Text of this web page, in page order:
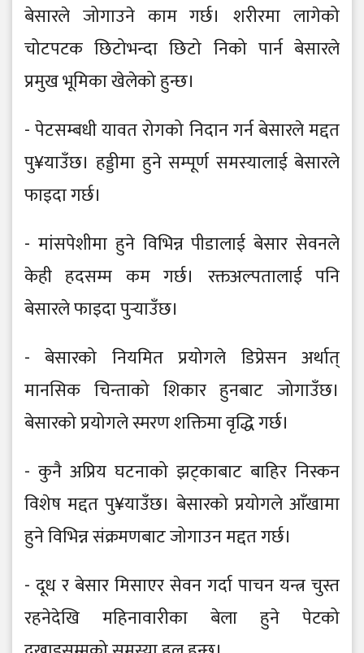
बेसारले जोगाउने काम गर्छ। शरीरमा लागेको
चोटपटक छिटोभन्दा छिटो निको पार्न बेसारले
प्रमुख भूमिका खेलेको हुन्छ।
- पेटसम्बधी यावत रोगको निदान गर्न बेसारले मद्दत
पु¥याउँछ। हड्डीमा हुने सम्पूर्ण समस्यालाई बेसारले
फाइदा गर्छ।
- मांसपेशीमा हुने विभिन्न पीडालाई बेसार सेवनले
केही हदसम्म कम गर्छ। रक्तअल्पतालाई पनि
बेसारले फाइदा पुर्‍याउँछ।
- बेसारको नियमित प्रयोगले डिप्रेसन अर्थात्
मानसिक चिन्ताको शिकार हुनबाट जोगाउँछ।
बेसारको प्रयोगले स्मरण शक्तिमा वृद्धि गर्छ।
- कुनै अप्रिय घटनाको झट्काबाट बाहिर निस्कन
विशेष मद्दत पु¥याउँछ। बेसारको प्रयोगले आँखामा
हुने विभिन्न संक्रमणबाट जोगाउन मद्दत गर्छ।
- दूध र बेसार मिसाएर सेवन गर्दा पाचन यन्त्र चुस्त
रहनेदेखि महिनावारीका बेला हुने पेटको